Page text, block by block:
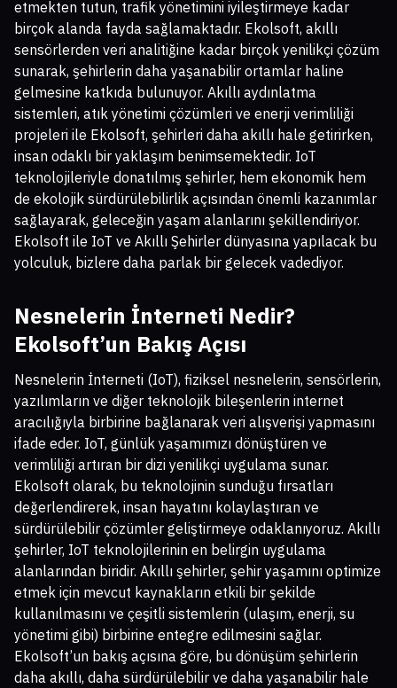
etmekten tutun, trafik yönetimini iyileştirmeye kadar
birçok alanda fayda sağlamaktadır. Ekolsoft, akıllı
sensörlerden veri analitiğine kadar birçok yenilikçi çözüm
sunarak, şehirlerin daha yaşanabilir ortamlar haline
gelmesine katkıda bulunuyor. Akıllı aydınlatma
sistemleri, atık yönetimi çözümleri ve enerji verimliliği
projeleri ile Ekolsoft, şehirleri daha akıllı hale getirirken,
insan odaklı bir yaklaşım benimsemektedir. IoT
teknolojileriyle donatılmış şehirler, hem ekonomik hem
de ekolojik sürdürülebilirlik açısından önemli kazanımlar
sağlayarak, geleceğin yaşam alanlarını şekillendiriyor.
Ekolsoft ile IoT ve Akıllı Şehirler dünyasına yapılacak bu
yolculuk, bizlere daha parlak bir gelecek vadediyor.
Nesnelerin İnterneti Nedir?
Ekolsoft’un Bakış Açısı
Nesnelerin İnterneti (IoT), fiziksel nesnelerin, sensörlerin,
yazılımların ve diğer teknolojik bileşenlerin internet
aracılığıyla birbirine bağlanarak veri alışverişi yapmasını
ifade eder. IoT, günlük yaşamımızı dönüştüren ve
verimliliği artıran bir dizi yenilikçi uygulama sunar.
Ekolsoft olarak, bu teknolojinin sunduğu fırsatları
değerlendirerek, insan hayatını kolaylaştıran ve
sürdürülebilir çözümler geliştirmeye odaklanıyoruz. Akıllı
şehirler, IoT teknolojilerinin en belirgin uygulama
alanlarından biridir. Akıllı şehirler, şehir yaşamını optimize
etmek için mevcut kaynakların etkili bir şekilde
kullanılmasını ve çeşitli sistemlerin (ulaşım, enerji, su
yönetimi gibi) birbirine entegre edilmesini sağlar.
Ekolsoft’un bakış açısına göre, bu dönüşüm şehirlerin
daha akıllı, daha sürdürülebilir ve daha yaşanabilir hale